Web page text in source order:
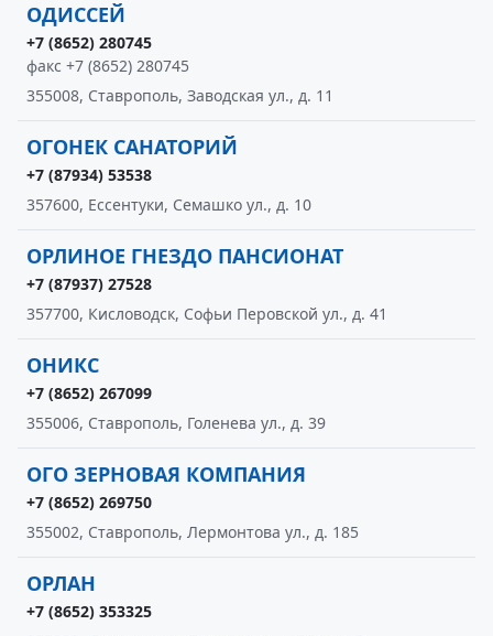
ОДИССЕЙ
+7 (8652) 280745
факс +7 (8652) 280745
355008, Ставрополь, Заводская ул., д. 11
ОГОНЕК САНАТОРИЙ
+7 (87934) 53538
357600, Ессентуки, Семашко ул., д. 10
ОРЛИНОЕ ГНЕЗДО ПАНСИОНАТ
+7 (87937) 27528
357700, Кисловодск, Софьи Перовской ул., д. 41
ОНИКС
+7 (8652) 267099
355006, Ставрополь, Голенева ул., д. 39
ОГО ЗЕРНОВАЯ КОМПАНИЯ
+7 (8652) 269750
355002, Ставрополь, Лермонтова ул., д. 185
ОРЛАН
+7 (8652) 353325